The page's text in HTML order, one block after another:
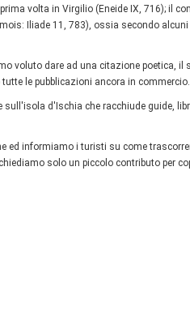
volta in Virgilio (Eneide IX, 716); il
Iliade 11, 783), ossia secondo
voluto dare ad una citazione poetica, il
le pubblicazioni ancora in commercio.
d'Ischia che racchiude guide,
ed informiamo i turisti su come
solo un piccolo contributo per